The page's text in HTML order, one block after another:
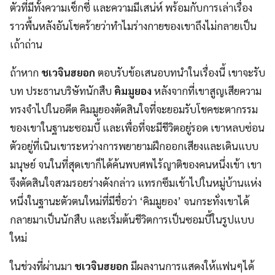
ตัวที่มีทั้งความเซ็กซี่ และความมีเสน่ห์ พร้อมกับการเล่าเรื่อง
ราวพื้นหลังอันโชคร้ายว่าทำไมร่างกายของเขาถึงไม่กลายเป็น
เถ้าถ่าน
ถ้าหาก ชเวจินฮยอก ตอบรับข้อเสนอบทนำในเรื่องนี้ เขาจะรับ
บท ประธานบริษัทนักสืบ คิมมูยองหลังจากที่เขาสูญเสียความ
ทรงจำไปในอดีต คิมมูยองตัดสินใจที่จะยอมรับโชคชะตากรรม
ของเขาในฐานะซอมบี้ และเพื่อที่จะมีชีวิตอยู่รอด เขาหลบซ่อน
ตัวอยู่ที่เนินเขาระหว่างการพยายามฝึกออกเสียงและเดินแบบ
มนุษย์ จนในที่สุดเขาก็ได้ค้นพบศพไร้ญาติของคนหนึ่งเข้า เขา
จึงตัดสินใจสวมรอยร่างดังกล่าว แทรกซึมเข้าไปในหมู่บ้านแห่ง
หนึ่งในฐานะตัวตนใหม่ที่มีชื่อว่า ‘คิมมูยอง’ จนกระทั่งเขาได้
กลายมาเป็นนักสืบ และเริ่มต้นชีวิตการเป็นซอมบี้ในรูปแบบ
ใหม่
ในช่วงที่ผ่านมา ชเวจินฮยอก มีผลงานการแสดงให้แฟนๆได้